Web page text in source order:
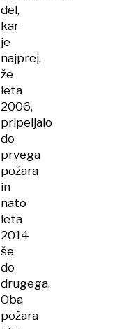
del,
kar
je
najprej,
že
leta
2006,
pripeljalo
do
prvega
požara
in
nato
leta
2014
še
do
drugega.
Oba
požara